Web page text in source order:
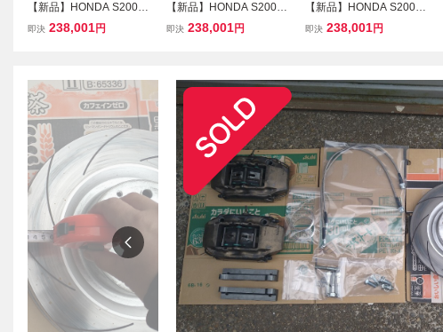
【新品】HONDA S2000
2Pローター ブレーキキッ
X NA1 NA2 】
即決 238,001円
【新品】HONDA S2000
355mm 2Pローター ブレ
C5 無限 ホンダ 】
即決 238,001円
【新品】HONDA S2000
355mm 2Pローター ブレ
ワンオフ製作可能 】
即決 238,001円